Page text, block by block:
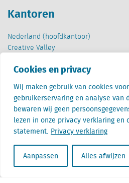
Cookies en privacy
Wij maken gebruik van cookies
gebruikerservaring en analyse van
bewaren wij geen
lezen in onze privacy verklaring en
statement. Privacy verklaring
Aanpassen Alles afwijzen
Kantoren
Nederland (hoofdkantoor)
Creative Valley
3511 ED Utrecht
België
Cantersteen 47
1000 Brussel